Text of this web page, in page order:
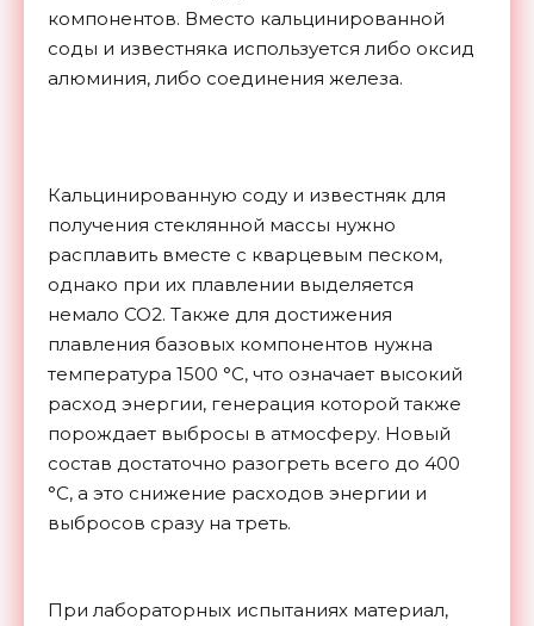
компонентов. Вместо кальцинированной
соды и известняка используется либо оксид
алюминия, либо соединения железа.
Кальцинированную соду и известняк для
получения стеклянной массы нужно
расплавить вместе с кварцевым песком,
однако при их плавлении выделяется
немало CO2. Также для достижения
плавления базовых компонентов нужна
температура 1500 °C, что означает высокий
расход энергии, генерация которой также
порождает выбросы в атмосферу. Новый
состав достаточно разогреть всего до 400
°C, а это снижение расходов энергии и
выбросов сразу на треть.
При лабораторных испытаниях материал,